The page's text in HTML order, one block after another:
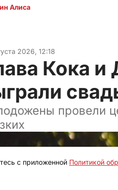
Алиса
2026, 12:18
Кока
провели
с приложенной Политикой